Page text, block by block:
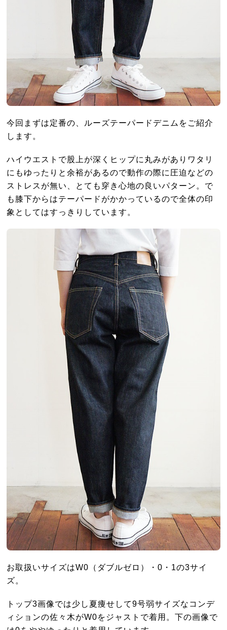
今回まずは定番の、ルーズテーパードデニムをご紹介
します。
ハイウエストで股上が深くヒップに丸みがありワタリ
にもゆったりと余裕があるので動作の際に圧迫などの
ストレスが無い、とても穿き心地の良いパターン。で
も膝下からはテーパードがかかっているので全体の印
象としてはすっきりしています。
お取扱いサイズはW0（ダブルゼロ）・0・1の3サイ
ズ。
トップ3画像では少し夏痩せして9号弱サイズなコンデ
ィションの佐々木がW0をジャストで着用。下の画像で